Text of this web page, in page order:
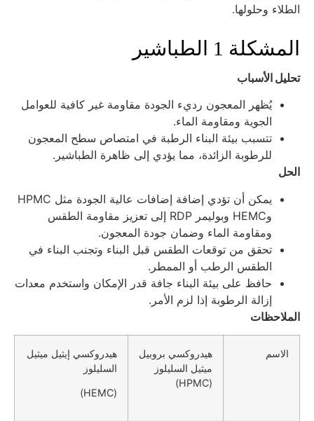
وحلولها.
1 الطباشير
الأسباب
يُظهر المعجون رديء الجودة مقاومة غير كافية للعوامل
الجوية ومقاومة الماء.
تتسبب بيئة البناء الرطبة في امتصاص سطح المعجون
للرطوبة الزائدة، مما يؤدي إلى ظاهرة الطباشير.
يمكن أن تؤدي إضافة إضافات عالية الجودة مثل HPMC
وHEMC وبوليمر RDP إلى تعزيز مقاومة الطقس
ومقاومة الماء وضمان جودة المعجون.
تحقق من توقعات الطقس قبل البناء وتجنب البناء في
الطقس الرطب أو الممطر.
حافظ على بيئة البناء جافة قدر الإمكان واستخدم معدات
إزالة الرطوبة إذا لزم الأمر.
الاسم
هيدروكسي بروبيل
ميثيل السليلوز
هيدروكسي إيثيل ميثيل
السليلوز